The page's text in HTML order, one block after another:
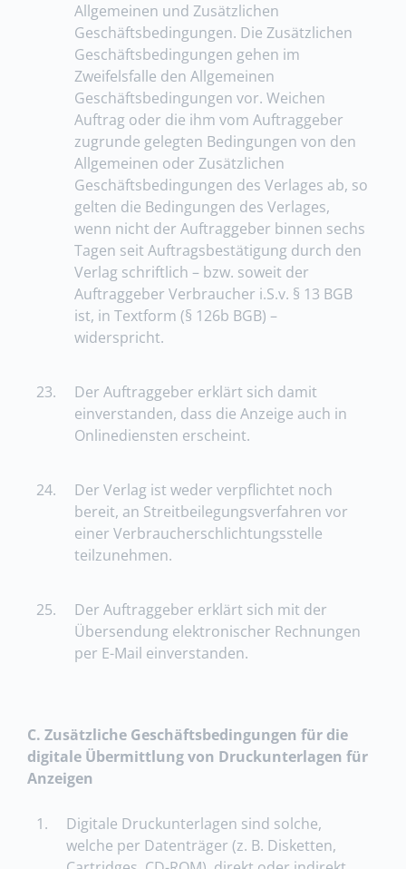
Allgemeinen und Zusätzlichen
Geschäftsbedingungen. Die Zusätzlichen
Geschäftsbedingungen gehen im
Zweifelsfalle den Allgemeinen
Geschäftsbedingungen vor. Weichen
Auftrag oder die ihm vom Auftraggeber
zugrunde gelegten Bedingungen von den
Allgemeinen oder Zusätzlichen
Geschäftsbedingungen des Verlages ab, so
gelten die Bedingungen des Verlages,
wenn nicht der Auftraggeber binnen sechs
Tagen seit Auftragsbestätigung durch den
Verlag schriftlich – bzw. soweit der
Auftraggeber Verbraucher i.S.v. § 13 BGB
ist, in Textform (§ 126b BGB) –
widerspricht.
23.
Der Auftraggeber erklärt sich damit
einverstanden, dass die Anzeige auch in
Onlinediensten erscheint.
24.
Der Verlag ist weder verpflichtet noch
bereit, an Streitbeilegungsverfahren vor
einer Verbraucherschlichtungsstelle
teilzunehmen.
25.
Der Auftraggeber erklärt sich mit der
Übersendung elektronischer Rechnungen
per E-Mail einverstanden.
C. Zusätzliche Geschäftsbedingungen für die
digitale Übermittlung von Druckunterlagen für
Anzeigen
1.
Digitale Druckunterlagen sind solche,
welche per Datenträger (z. B. Disketten,